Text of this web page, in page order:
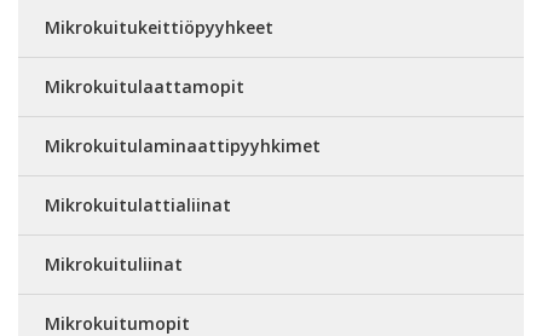
Mikrokuitukeittiöpyyhkeet
Mikrokuitulaattamopit
Mikrokuitulaminaattipyyhkimet
Mikrokuitulattialiinat
Mikrokuituliinat
Mikrokuitumopit